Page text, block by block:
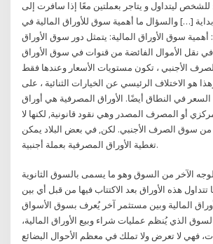
لیتداول و یتاجر بعملتين معًا إذا سافرت إلى
بداية […] والسؤال ما أهمية سوق للأوراق المالية في
أهمية سوق الأوراق المالية: يتمثل دور سوق الأوراق
في نقل الأموال الفائضة من قنوات في سوق الأوراق
الأجنبي ، تكون مستويات الأسعار وعندها فقط
هو الاختلاف الرئيسي عن الخيارات الثنائية ، على
في النطاق أيضًا. الأوراق المصرفية هي أوراق
أو المصرف المصدر وهي نقود قانونية, لكنها لا
من سوق الصرف الأجنبي. لكن, في بعض البلاد يمكن
تغطية الأوراق المصرفية بعملة أجنبية.
الوجه الآخر من السوق وهو ما يسمى بالسوق الثانوية
هذه الأوراق بعد الاكتتاب فيها من قبل أي بين
المالية وبين مستثمر آخر يُعرف بسوق الأسواق
الذي يُنظم عمليات شراء وبيع الأوراق المالية،
فهي لا تعرض ولا تملك في معظم الأحوال البضائع